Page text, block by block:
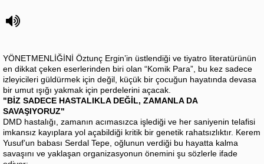
YÖNETMENLİĞİNİ Öztunç Ergin’in üstlendiği ve tiyatro literatürünün
en dikkat çeken eserlerinden biri olan “Komik Para”, bu kez sadece
izleyicileri güldürmek için değil, küçük bir çocuğun hayatında devasa
bir umut ışığı yakmak için perdelerini açacak.
"BİZ SADECE HASTALIKLA DEĞİL, ZAMANLA DA
SAVAŞIYORUZ"
DMD hastalığı, zamanın acımasızca işlediği ve her saniyenin telafisi
imkansız kayıplara yol açabildiği kritik bir genetik rahatsızlıktır. Kerem
Yusuf’un babası Serdal Tepe, oğlunun verdiği bu hayatta kalma
savaşını ve yaklaşan organizasyonun önemini şu sözlerle ifade